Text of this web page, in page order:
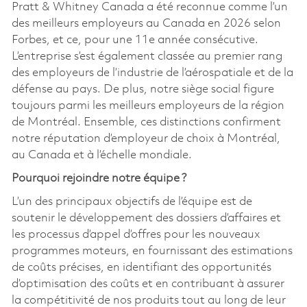
Pratt & Whitney Canada a été reconnue comme l’un
des meilleurs employeurs au Canada en 2026 selon
Forbes, et ce, pour une 11e année consécutive.
L’entreprise s’est également classée au premier rang
des employeurs de l’industrie de l’aérospatiale et de la
défense au pays. De plus, notre siège social figure
toujours parmi les meilleurs employeurs de la région
de Montréal. Ensemble, ces distinctions confirment
notre réputation d’employeur de choix à Montréal,
au Canada et à l’échelle mondiale.
Pourquoi rejoindre notre équipe ?
L’un des principaux objectifs de l’équipe est de
soutenir le développement des dossiers d’affaires et
les processus d’appel d’offres pour les nouveaux
programmes moteurs, en fournissant des estimations
de coûts précises, en identifiant des opportunités
d’optimisation des coûts et en contribuant à assurer
la compétitivité de nos produits tout au long de leur